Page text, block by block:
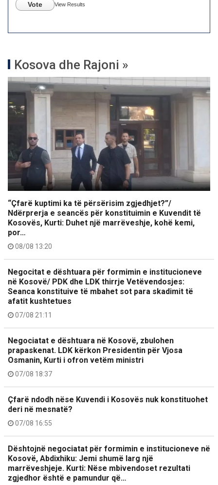
Vote View Results
Kosova dhe Rajoni »
“Çfarë kuptimi ka të përsërisim zgjedhjet?”/
Ndërprerja e seancës për konstituimin e Kuvendit të
Kosovës, Kurti: Duhet një marrëveshje, kohë kemi,
por…
08/08 13:20
Negocitat e dështuara për formimin e institucioneve
në Kosovë/ PDK dhe LDK thirrje Vetëvendosjes:
Seanca konstituive të mbahet sot para skadimit të
afatit kushtetues
07/08 21:11
Negociatat e dështuara në Kosovë, zbulohen
prapaskenat. LDK kërkon Presidentin për Vjosa
Osmanin, Kurti i ofron vetëm ministri
07/08 18:37
Çfarë ndodh nëse Kuvendi i Kosovës nuk konstituohet
deri në mesnatë?
07/08 16:55
Dështojnë negociatat për formimin e institucioneve në
Kosovë, Abdixhiku: Jemi shumë larg një
marrëveshjeje. Kurti: Nëse mbivendoset rezultati
zgjedhor është e pamundur që…